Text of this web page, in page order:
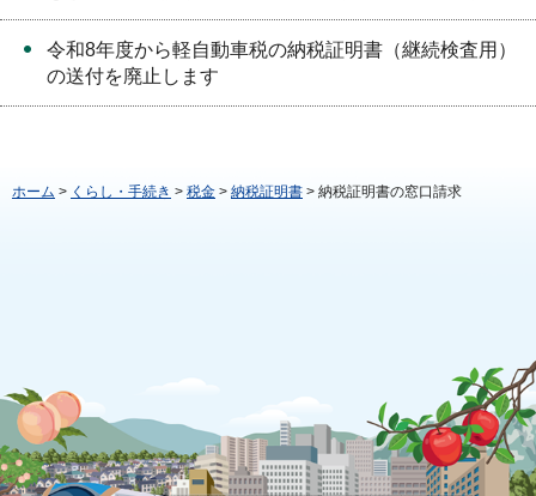
令和8年度から軽自動車税の納税証明書（継続検査用）
の送付を廃止します
ホーム > くらし・手続き > 税金 > 納税証明書 > 納税証明書の窓口請求